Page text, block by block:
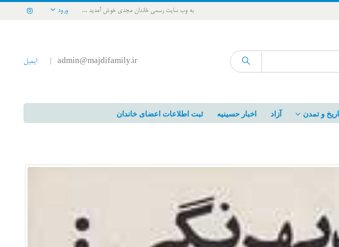
به وب سایت رسمی خاندان مجدی خوش آمدید ... ورود
admin@majdifamily.ir ایمیل
و تمدن آزاد اخبار حسینیه ثبت اطلاعات اعضای خاندان